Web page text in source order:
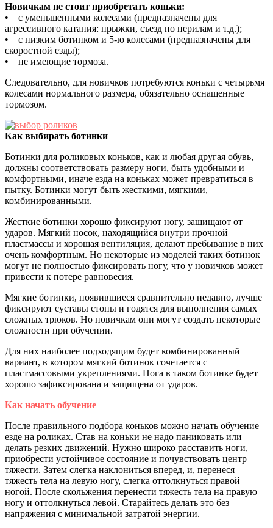
Новичкам не стоит приобретать коньки:
• с уменьшенными колесами (предназначены для
агрессивного катания: прыжки, съезд по перилам и т.д.);
• с низким ботинком и 5-ю колесами (предназначены для
скоростной езды);
• не имеющие тормоза.
Следовательно, для новичков потребуются коньки с четырьмя
колесами нормального размера, обязательно оснащенные
тормозом.
Как выбирать ботинки
Ботинки для роликовых коньков, как и любая другая обувь,
должны соответствовать размеру ноги, быть удобными и
комфортными, иначе езда на коньках может превратиться в
пытку. Ботинки могут быть жесткими, мягкими,
комбинированными.
Жесткие ботинки хорошо фиксируют ногу, защищают от
ударов. Мягкий носок, находящийся внутри прочной
пластмассы и хорошая вентиляция, делают пребывание в них
очень комфортным. Но некоторые из моделей таких ботинок
могут не полностью фиксировать ногу, что у новичков может
привести к потере равновесия.
Мягкие ботинки, появившиеся сравнительно недавно, лучше
фиксируют суставы стопы и годятся для выполнения самых
сложных трюков. Но новичкам они могут создать некоторые
сложности при обучении.
Для них наиболее подходящим будет комбинированный
вариант, в котором мягкий ботинок сочетается с
пластмассовыми укреплениями. Нога в таком ботинке будет
хорошо зафиксирована и защищена от ударов.
Как начать обучение
После правильного подбора коньков можно начать обучение
езде на роликах. Став на коньки не надо паниковать или
делать резких движений. Нужно широко расставить ноги,
приобрести устойчивое состояние и почувствовать центр
тяжести. Затем слегка наклониться вперед, и, перенеся
тяжесть тела на левую ногу, слегка оттолкнуться правой
ногой. После скольжения перенести тяжесть тела на правую
ногу и оттолкнуться левой. Старайтесь делать это без
напряжения с минимальной затратой энергии.